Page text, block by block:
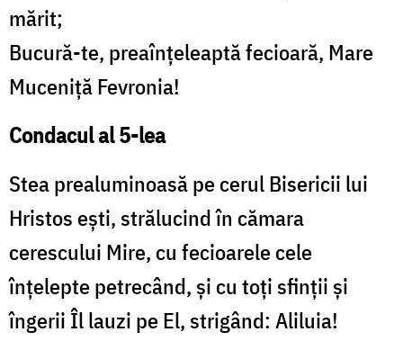
mărit;
Bucură-te, preaînţeleaptă fecioară, Mare
Muceniţă Fevronia!
Condacul al 5-lea
Stea prealuminoasă pe cerul Bisericii lui
Hristos eşti, strălucind în cămara
cerescului Mire, cu fecioarele cele
înţelepte petrecând, şi cu toţi sfinţii şi
îngerii Îl lauzi pe El, strigând: Aliluia!